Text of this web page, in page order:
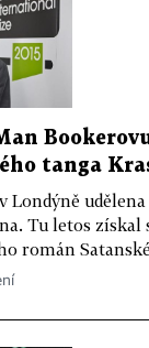
tanga
Londýně
Tu letos získal
román